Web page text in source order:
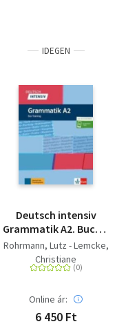
IDEGEN
Deutsch intensiv
Grammatik A2. Buch +
online - Das Training
Rohrmann, Lutz - Lemcke,
Christiane
Online ár:
6 450 Ft